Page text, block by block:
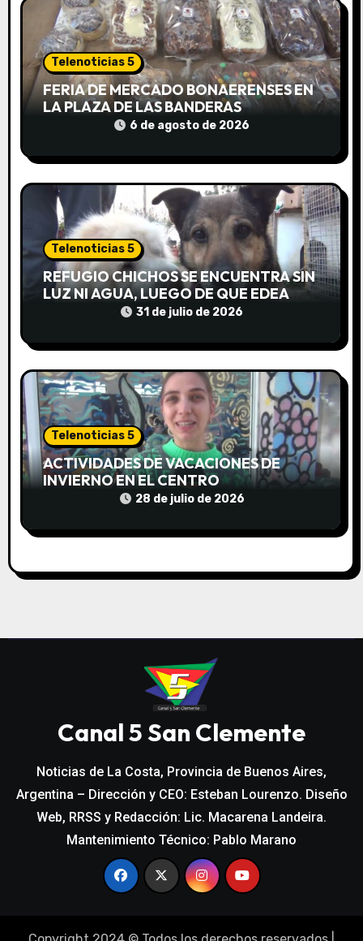
d
e
e
n
t
a
d
s
Telenoticias 5
FERIA DE MERCADO BONAERENSES EN
LA PLAZA DE LAS BANDERAS
6 de agosto de 2026
Telenoticias 5
REFUGIO CHICHOS SE ENCUENTRA SIN
LUZ NI AGUA, LUEGO DE QUE EDEA
CORTARA EL SUMINISTRO SIN AVISO
31 de julio de 2026
Telenoticias 5
ACTIVIDADES DE VACACIONES DE
INVIERNO EN EL CENTRO
COMUNITARIO EL TALA
28 de julio de 2026
Canal 5 San Clemente
Noticias de La Costa, Provincia de Buenos Aires,
Argentina – Dirección y CEO: Esteban Lourenzo. Diseño
Web, RRSS y Redacción: Lic. Macarena Landeira.
Mantenimiento Técnico: Pablo Marano